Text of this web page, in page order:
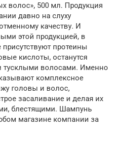
волос», 500 мл. Продукция
давно на слуху
качеству. И
этой продукцией, в
протеины
кислоты, останутся
волосами. Именно
комплексное
головы и волос,
засаливание и делая их
блестящими. Шампунь
магазине компании за